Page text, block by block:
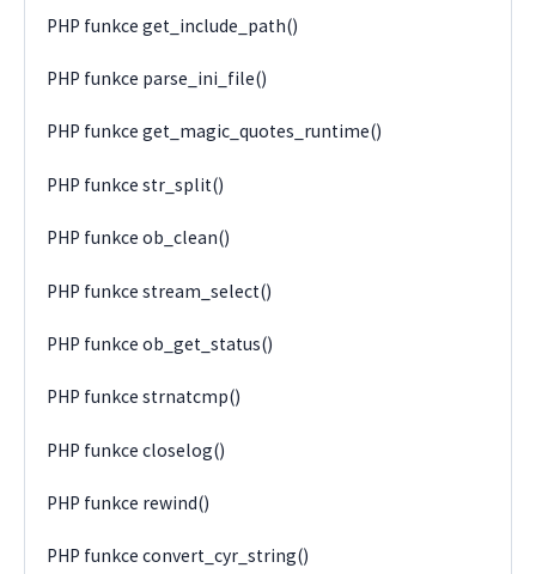
PHP funkce get_include_path()
PHP funkce parse_ini_file()
PHP funkce get_magic_quotes_runtime()
PHP funkce str_split()
PHP funkce ob_clean()
PHP funkce stream_select()
PHP funkce ob_get_status()
PHP funkce strnatcmp()
PHP funkce closelog()
PHP funkce rewind()
PHP funkce convert_cyr_string()